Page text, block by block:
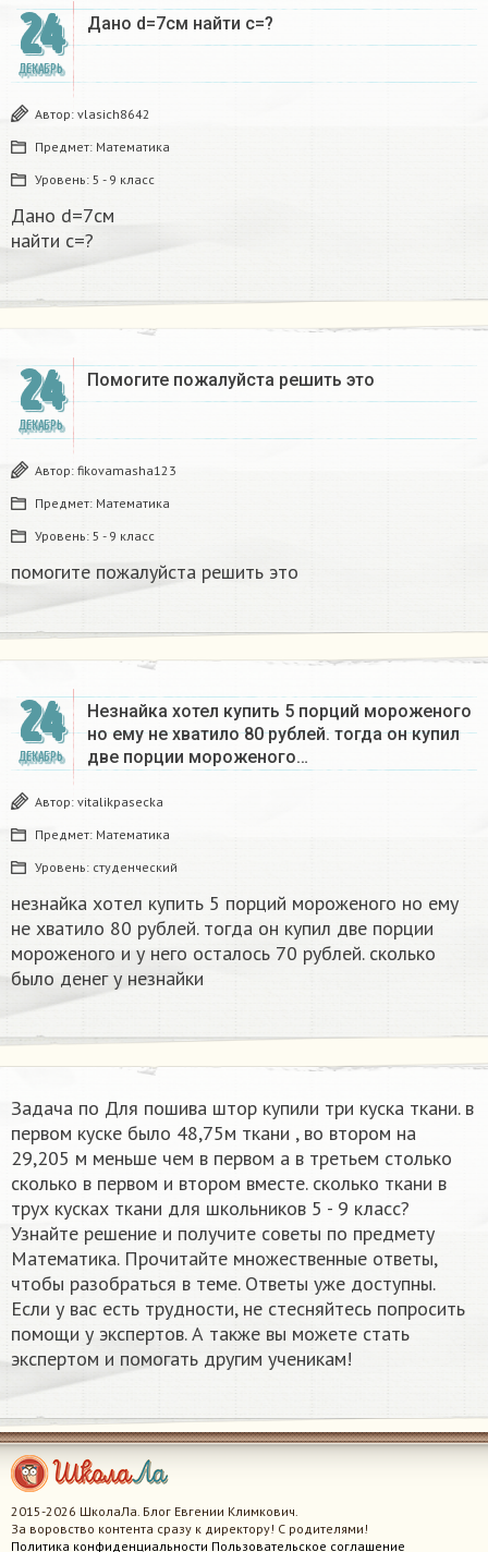
24
ДЕКАБРЬ
Дано d=7см найти с=?​
Автор: vlasich8642
Предмет: Математика
Уровень: 5 - 9 класс
Дано d=7см
найти с=?​
24
ДЕКАБРЬ
Помогите пожалуйста решить это
Автор: fikovamasha123
Предмет: Математика
Уровень: 5 - 9 класс
помогите пожалуйста решить это
24
ДЕКАБРЬ
Незнайка хотел купить 5 порций мороженого
но ему не хватило 80 рублей. тогда он купил
две порции мороженого…
Автор: vitalikpasecka
Предмет: Математика
Уровень: студенческий
незнайка хотел купить 5 порций мороженого но ему
не хватило 80 рублей. тогда он купил две порции
мороженого и у него осталось 70 рублей. сколько
было денег у незнайки
Задача по Для пошива штор купили три куска ткани. в
первом куске было 48,75м ткани , во втором на
29,205 м меньше чем в первом а в третьем столько
сколько в первом и втором вместе. сколько ткани в
трух кусках ткани для школьников 5 - 9 класс?
Узнайте решение и получите советы по предмету
Математика. Прочитайте множественные ответы,
чтобы разобраться в теме. Ответы уже доступны.
Если у вас есть трудности, не стесняйтесь попросить
помощи у экспертов. А также вы можете стать
экспертом и помогать другим ученикам!
2015-2026 ШколаЛа. Блог Евгении Климкович.
За воровство контента сразу к директору! С родителями!
Политика конфиденциальности Пользовательское соглашение